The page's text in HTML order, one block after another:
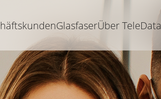
GlasfaserÜber TeleData